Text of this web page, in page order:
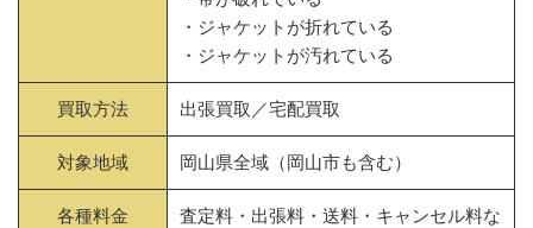
・ジャケットが折れている
・ジャケットが汚れている
買取方法 出張買取／宅配買取
対象地域 岡山県全域（岡山市も含む）
各種料金
査定料・出張料・送料・キャンセル料な